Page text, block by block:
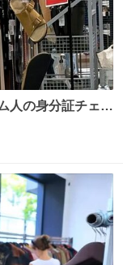
人の身分証チェッ
ます。不法滞在